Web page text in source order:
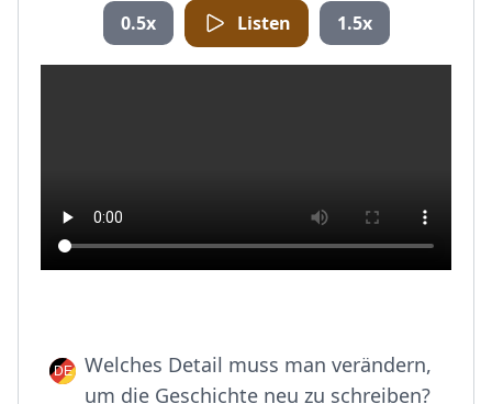
0.5x Listen 1.5x
Welches Detail muss man verändern,
um die Geschichte neu zu schreiben?